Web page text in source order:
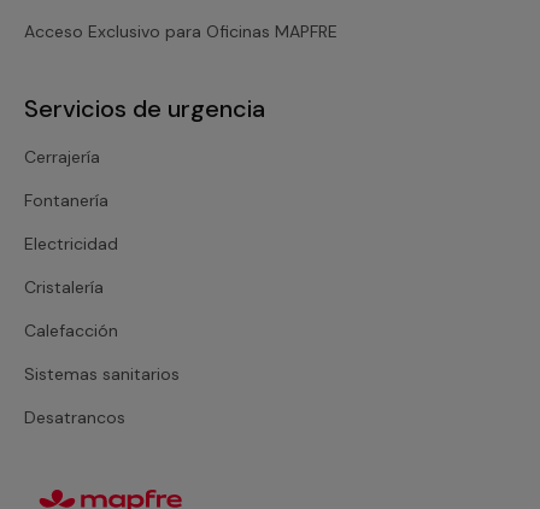
Acceso Exclusivo para Oficinas MAPFRE
Servicios de urgencia
Cerrajería
Fontanería
Electricidad
Cristalería
Calefacción
Sistemas sanitarios
Desatrancos